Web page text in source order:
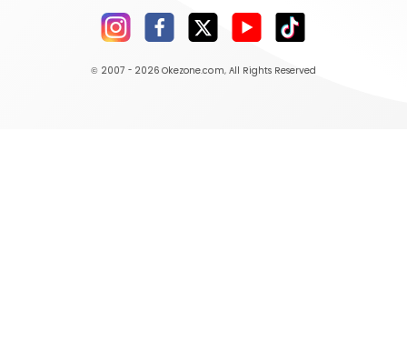
© 2007 - 2026 Okezone.com, All Rights Reserved